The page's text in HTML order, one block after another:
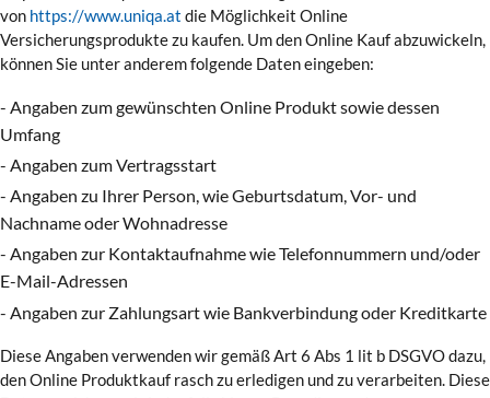
von https://www.uniqa.at die Möglichkeit Online
Versicherungsprodukte zu kaufen. Um den Online Kauf abzuwickeln,
können Sie unter anderem folgende Daten eingeben:
- Angaben zum gewünschten Online Produkt sowie dessen
Umfang
- Angaben zum Vertragsstart
- Angaben zu Ihrer Person, wie Geburtsdatum, Vor- und
Nachname oder Wohnadresse
- Angaben zur Kontaktaufnahme wie Telefonnummern und/oder
E-Mail-Adressen
- Angaben zur Zahlungsart wie Bankverbindung oder Kreditkarte
Diese Angaben verwenden wir gemäß Art 6 Abs 1 lit b DSGVO dazu,
den Online Produktkauf rasch zu erledigen und zu verarbeiten. Diese